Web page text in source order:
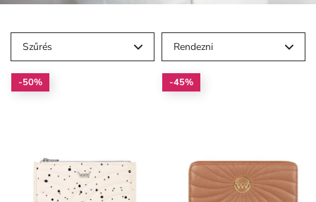
Szűrés Rendezni
-50% -45%